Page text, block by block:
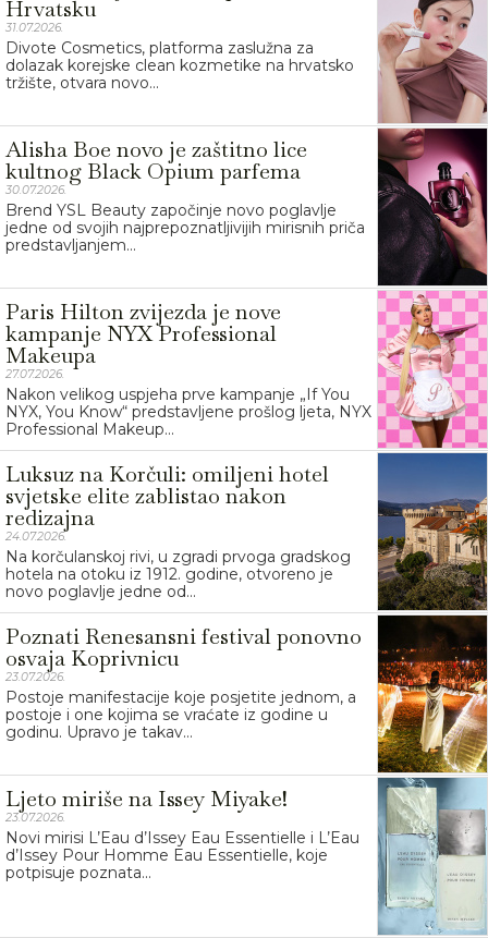
Hrvatsku
31.07.2026.
Divote Cosmetics, platforma zaslužna za
dolazak korejske clean kozmetike na hrvatsko
tržište, otvara novo...
Alisha Boe novo je zaštitno lice
kultnog Black Opium parfema
30.07.2026.
Brend YSL Beauty započinje novo poglavlje
jedne od svojih najprepoznatljivijih mirisnih priča
predstavljanjem...
Paris Hilton zvijezda je nove
kampanje NYX Professional
Makeupa
27.07.2026.
Nakon velikog uspjeha prve kampanje „If You
NYX, You Know“ predstavljene prošlog ljeta, NYX
Professional Makeup...
Luksuz na Korčuli: omiljeni hotel
svjetske elite zablistao nakon
redizajna
24.07.2026.
Na korčulanskoj rivi, u zgradi prvoga gradskog
hotela na otoku iz 1912. godine, otvoreno je
novo poglavlje jedne od...
Poznati Renesansni festival ponovno
osvaja Koprivnicu
23.07.2026.
Postoje manifestacije koje posjetite jednom, a
postoje i one kojima se vraćate iz godine u
godinu. Upravo je takav...
Ljeto miriše na Issey Miyake!
23.07.2026.
Novi mirisi L’Eau d’Issey Eau Essentielle i L’Eau
d’Issey Pour Homme Eau Essentielle, koje
potpisuje poznata...